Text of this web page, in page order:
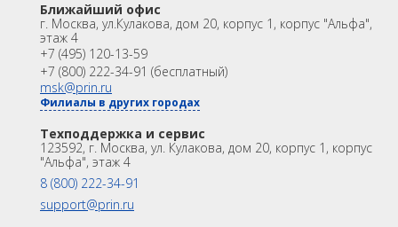
Ближайший офис
г. Москва, ул.Кулакова, дом 20, корпус 1, корпус "Альфа",
этаж 4
+7 (495) 120-13-59
+7 (800) 222-34-91 (бесплатный)
msk@prin.ru
Филиалы в других городах
Техподдержка и сервис
123592, г. Москва, ул. Кулакова, дом 20, корпус 1, корпус
"Альфа", этаж 4
8 (800) 222-34-91
support@prin.ru
Модемы
Программы
Аксеcсуары
Распродажа
ИНФОРМАЦИЯ
Акции
Техподдержка и сервис
Университет
Партнёрам
О Компании